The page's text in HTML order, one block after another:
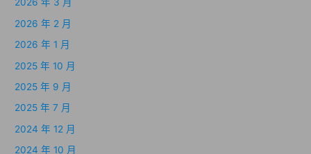
2026 年 3 月
2026 年 2 月
2026 年 1 月
2025 年 10 月
2025 年 9 月
2025 年 7 月
2024 年 12 月
2024 年 10 月